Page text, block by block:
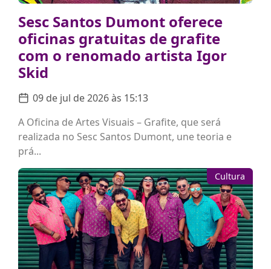
Sesc Santos Dumont oferece
oficinas gratuitas de grafite
com o renomado artista Igor
Skid
09 de jul de 2026 às 15:13
A Oficina de Artes Visuais – Grafite, que será
realizada no Sesc Santos Dumont, une teoria e
prá...
Cultura